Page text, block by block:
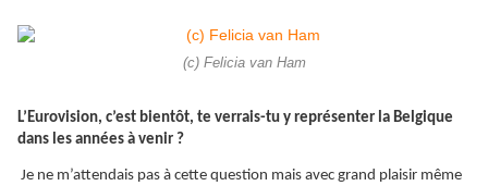
(c) Felicia van Ham
L’Eurovision, c’est bientôt, te verrais-tu y représenter la Belgique
dans les années à venir ?
Je ne m’attendais pas à cette question mais avec grand plaisir même